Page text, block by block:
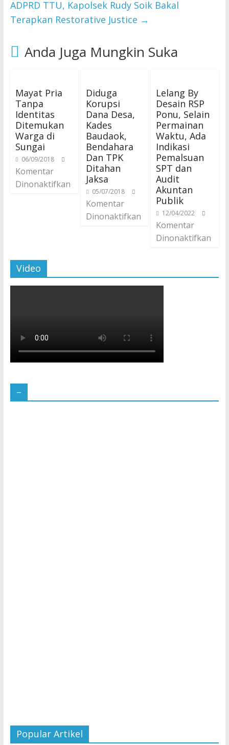
ADPRD TTU, Kapolsek Rudy Soik Bakal
Terapkan Restorative Justice →
Anda Juga Mungkin Suka
Mayat Pria
Tanpa
Identitas
Ditemukan
Warga di
Sungai
06/09/2018
Komentar
Dinonaktifkan
Diduga
Korupsi
Dana Desa,
Kades
Baudaok,
Bendahara
Dan TPK
Ditahan
Jaksa
05/07/2018
Komentar
Dinonaktifkan
Lelang By
Desain RSP
Ponu, Selain
Permainan
Waktu, Ada
Indikasi
Pemalsuan
SPT dan
Audit
Akuntan
Publik
12/04/2022
Komentar
Dinonaktifkan
Video
–
Popular Artikel